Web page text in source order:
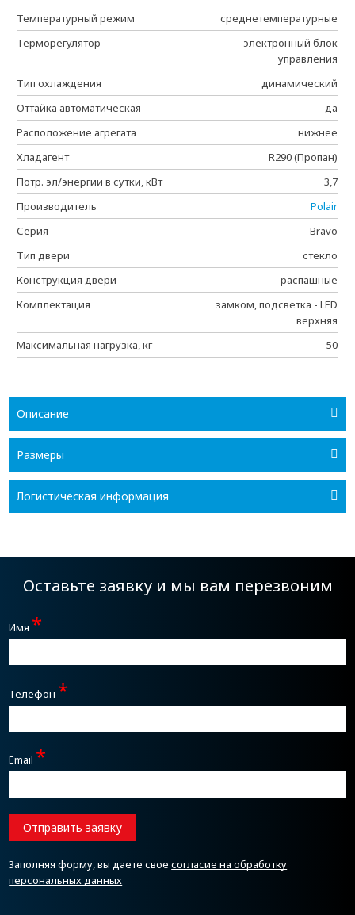
Температурный режим
среднетемпературные
Терморегулятор
электронный блок
управления
Тип охлаждения
динамический
Оттайка автоматическая
да
Расположение агрегата
нижнее
Хладагент
R290 (Пропан)
Потр. эл/энергии в сутки, кВт
3,7
Производитель
Polair
Серия
Bravo
Тип двери
стекло
Конструкция двери
распашные
Комплектация
замком, подсветка - LED
верхняя
Максимальная нагрузка, кг
50
Описание
Размеры
Логистическая информация
Оставьте заявку и мы вам перезвоним
Имя *
Телефон *
Email *
Отправить заявку
Заполняя форму, вы даете своесогласие на обработку
персональных данных